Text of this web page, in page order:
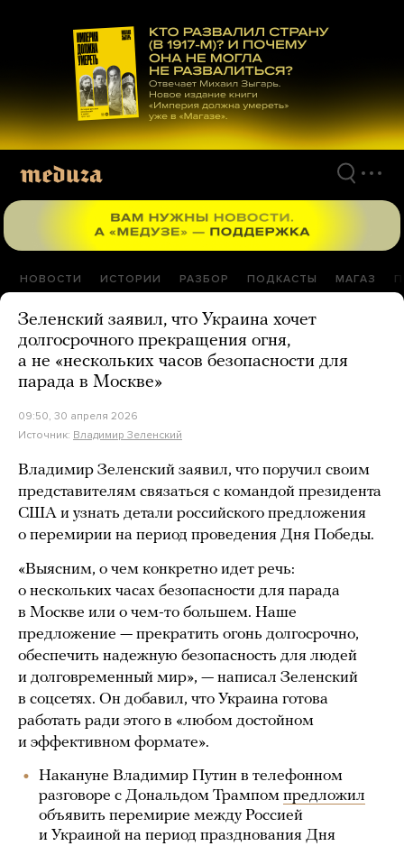
материалам
НОВОСТИ ИСТОРИИ РАЗБОР ПОДКАСТЫ МАГАЗ
Зеленский заявил, что Украина хочет
долгосрочного прекращения огня,
а не «нескольких часов безопасности для
парада в Москве»
09:50, 30 апреля 2026
Источник: Владимир Зеленский
Владимир Зеленский заявил, что поручил своим
представителям связаться с командой президента
США и узнать детали российского предложения
о перемирии на период проведения Дня Победы.
«Выясним, о чем конкретно идет речь:
о нескольких часах безопасности для парада
в Москве или о чем-то большем. Наше
предложение — прекратить огонь долгосрочно,
обеспечить надежную безопасность для людей
и долговременный мир», — написал Зеленский
в соцсетях. Он добавил, что Украина готова
работать ради этого в «любом достойном
и эффективном формате».
Накануне Владимир Путин в телефонном
разговоре с Дональдом Трампом предложил
объявить перемирие между Россией
и Украиной на период празднования Дня